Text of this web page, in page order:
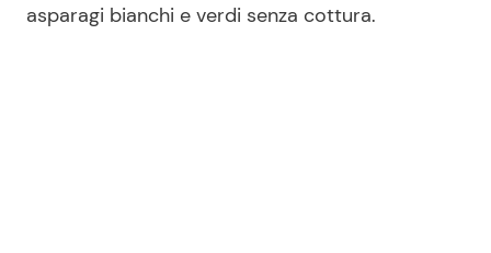
asparagi bianchi e verdi senza cottura.